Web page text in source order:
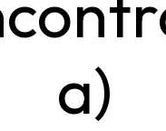
a)